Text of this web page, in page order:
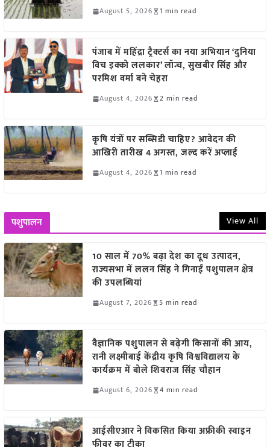
August 5, 2026 1 min read
पंजाब में महिंद्रा ट्रैक्टर्स का नया अभियान ‘दुनिया
विच इक्को ललकार’ लॉन्च, सुखबीर सिंह और
परमिश वर्मा बने चेहरा
August 4, 2026 2 min read
कृषि यंत्रों पर सब्सिडी चाहिए? आवेदन की
आखिरी तारीख 4 अगस्त, जल्द करें अप्लाई
August 4, 2026 1 min read
पशुपालन View All
10 साल में 70% बढ़ा देश का दूध उत्पादन,
राज्यसभा में ललन सिंह ने गिनाईं पशुपालन क्षेत्र
की उपलब्धियां
August 7, 2026 5 min read
वैज्ञानिक पशुपालन से बढ़ेगी किसानों की आय,
रानी लक्ष्मीबाई केंद्रीय कृषि विश्वविद्यालय के
कार्यक्रम में बोले शिवराज सिंह चौहान
August 6, 2026 4 min read
आईसीएआर ने विकसित किया अफ्रीकी स्वाइन